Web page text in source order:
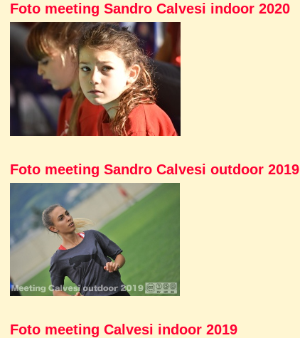
Foto meeting Sandro Calvesi indoor 2020
Foto meeting Sandro Calvesi outdoor 2019
Foto meeting Calvesi indoor 2019